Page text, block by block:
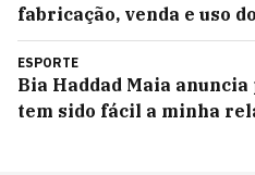
fabricação, venda e uso
ESPORTE
Bia Haddad Maia
tem sido fácil a minha